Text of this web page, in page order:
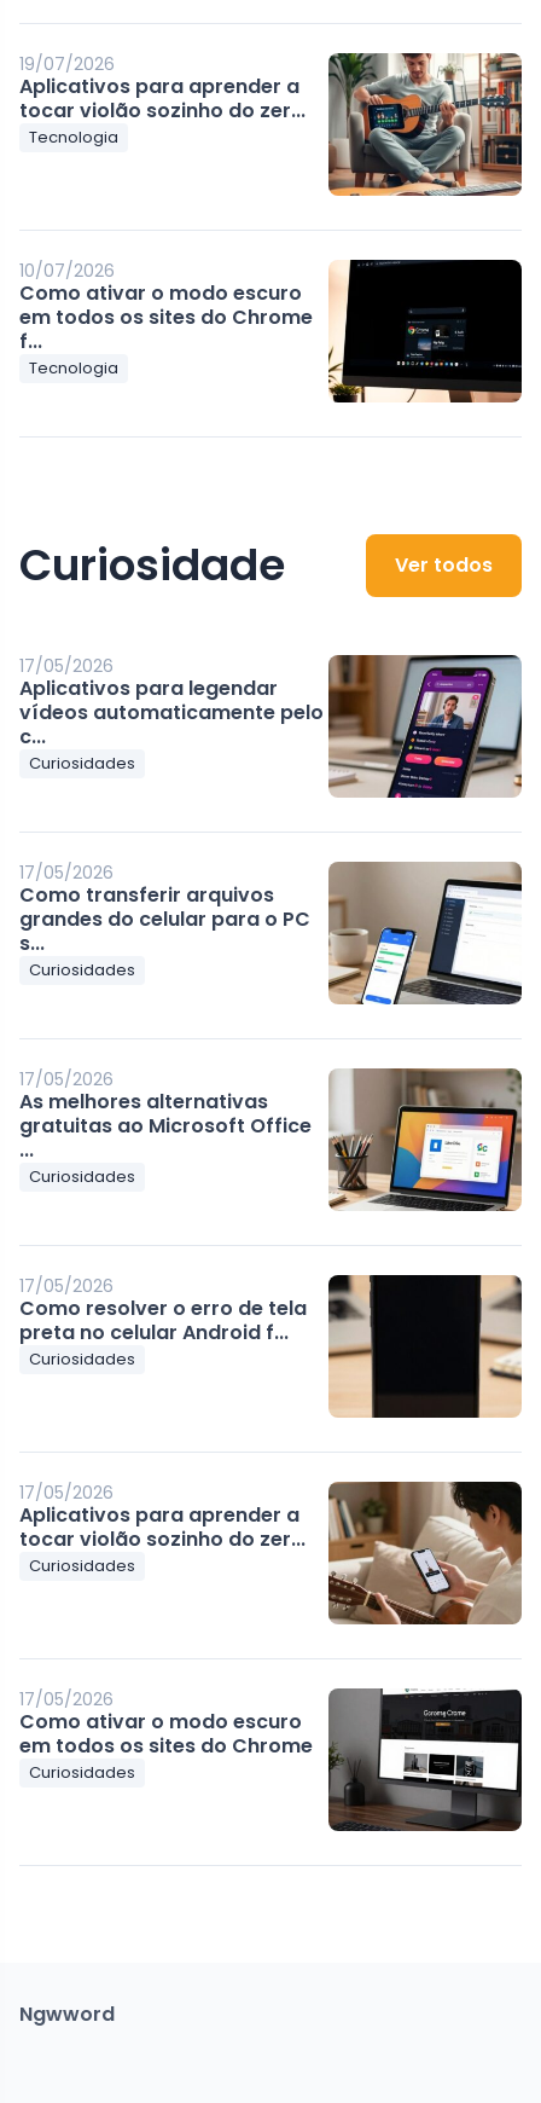
19/07/2026
Aplicativos para aprender a
tocar violão sozinho do zer...
Tecnologia
10/07/2026
Como ativar o modo escuro
em todos os sites do Chrome
f...
Tecnologia
Curiosidade Ver todos
17/05/2026
Aplicativos para legendar
vídeos automaticamente pelo
c...
Curiosidades
17/05/2026
Como transferir arquivos
grandes do celular para o PC
s...
Curiosidades
17/05/2026
As melhores alternativas
gratuitas ao Microsoft Office
...
Curiosidades
17/05/2026
Como resolver o erro de tela
preta no celular Android f...
Curiosidades
17/05/2026
Aplicativos para aprender a
tocar violão sozinho do zer...
Curiosidades
17/05/2026
Como ativar o modo escuro
em todos os sites do Chrome
Curiosidades
Ngwword